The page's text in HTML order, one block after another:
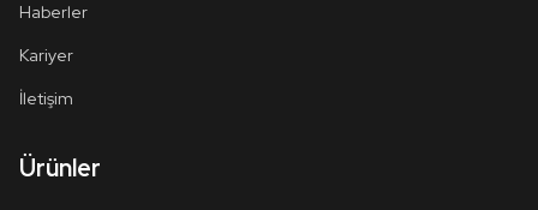
Haberler
Kariyer
İletişim
Ürünler